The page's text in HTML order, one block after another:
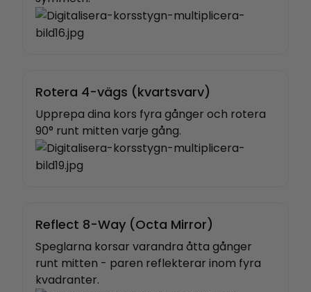
Rotera 4-vägs (kvartsvarv)
Upprepa dina kors fyra gånger och rotera
90° runt mitten varje gång.
Reflect 8-Way (Octa Mirror)
Speglarna korsar varandra åtta gånger
runt mitten - paren reflekterar inom fyra
kvadranter.